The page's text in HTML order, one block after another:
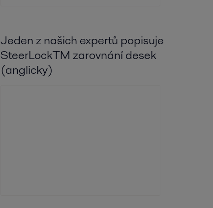
Jeden z našich expertů popisuje
SteerLockTM zarovnání desek
(anglicky)